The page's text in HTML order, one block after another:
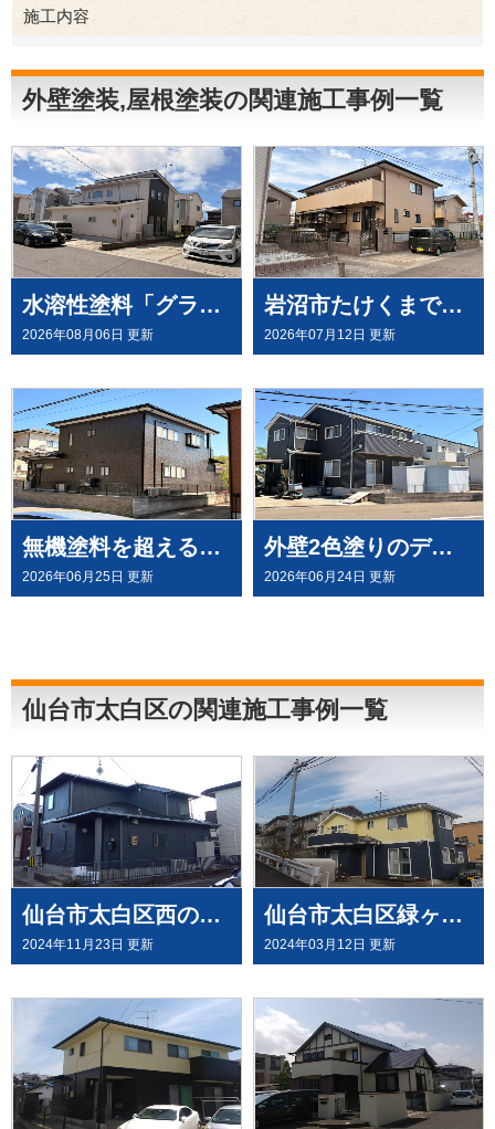
施工内容
外壁塗装
屋根塗装
外壁塗装,屋根塗装の関連施工事例一覧
水溶性塗料「グランデ無機」を、屋根・外壁塗装（外壁はデコラトーン工法）にて施工させていただきました（大崎市古川）
2026年08月06日 更新
岩沼市たけくまで、外壁にウルトラペイントシリーズ無機塗料「ウルトラMUKI＋ウルトラTOP」と、屋根に「ウルトラルーフ＋ウルトラTOP」にて塗装させていただきました。
2026年07月12日 更新
無機塗料を超える有機HRC塗料「タテイルⅡ」で施工させていただきました（塗料メーカー：プレマテックス社）
2026年06月25日 更新
外壁2色塗りのデコラトーン工法で、施工させていただきました。（ウルトラペイントシリーズ）
2026年06月24日 更新
仙台市太白区の関連施工事例一覧
仙台市太白区西の平 N様邸 屋根外壁塗装工事させて頂きました
2024年11月23日 更新
仙台市太白区緑ヶ丘で 屋根外壁塗装工事させて頂きました
2024年03月12日 更新